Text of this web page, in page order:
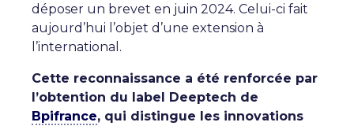
déposer un brevet en juin 2024. Celui-ci fait
aujourd’hui l’objet d’une extension à
l’international.
Cette reconnaissance a été renforcée par
l’obtention du label Deeptech de
Bpifrance, qui distingue les innovations